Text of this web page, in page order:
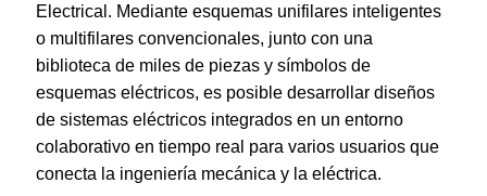
Electrical. Mediante esquemas unifilares inteligentes
o multifilares convencionales, junto con una
biblioteca de miles de piezas y símbolos de
esquemas eléctricos, es posible desarrollar diseños
de sistemas eléctricos integrados en un entorno
colaborativo en tiempo real para varios usuarios que
conecta la ingeniería mecánica y la eléctrica.